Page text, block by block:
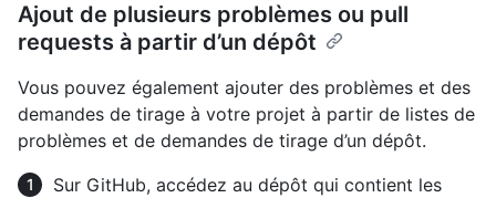
Ajout de plusieurs problèmes ou pull
requests à partir d’un dépôt
Vous pouvez également ajouter des problèmes et des
demandes de tirage à votre projet à partir de listes de
problèmes et de demandes de tirage d’un dépôt.
Sur GitHub, accédez au dépôt qui contient les